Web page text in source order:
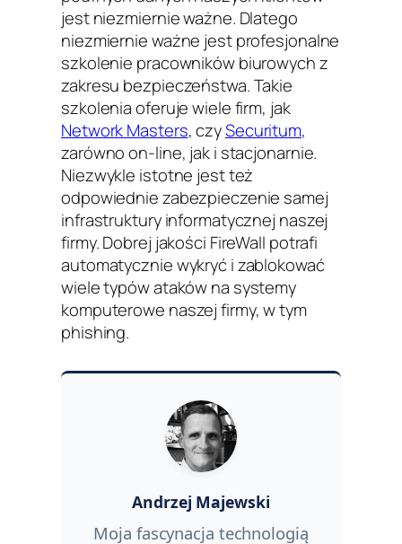
jest niezmiernie ważne. Dlatego
niezmiernie ważne jest profesjonalne
szkolenie pracowników biurowych z
zakresu bezpieczeństwa. Takie
szkolenia oferuje wiele firm, jak
Network Masters, czySecuritum,
zarówno on-line, jak i stacjonarnie.
Niezwykle istotne jest też
odpowiednie zabezpieczenie samej
infrastruktury informatycznej naszej
firmy. Dobrej jakości FireWall potrafi
automatycznie wykryć i zablokować
wiele typów ataków na systemy
komputerowe naszej firmy, w tym
phishing.
Andrzej Majewski
Moja fascynacja technologią